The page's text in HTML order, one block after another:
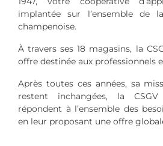
implantée sur l’ensemble de
champenoise.
À travers ses 18 magasins, la
offre destinée aux professionnels
Après toutes ces années, sa
restent inchangées, la
répondent à l’ensemble des
en leur proposant une offre